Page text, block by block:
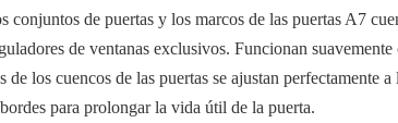
conjuntos de puertas y los marcos de las puertas A7
de ventanas exclusivos. Funcionan
de los cuencos de las puertas se ajustan
para prolongar la vida útil de la puerta.